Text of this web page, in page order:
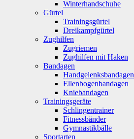
Winterhandschuhe
Gürtel
Trainingsgürtel
Dreikampfgürtel
Zughilfen
Zugriemen
Zughilfen mit Haken
Bandagen
Handgelenksbandagen
Ellenbogenbandagen
Kniebandagen
Trainingsgeräte
Schlingentrainer
Fitnessbänder
Gymnastikbälle
Sportarten